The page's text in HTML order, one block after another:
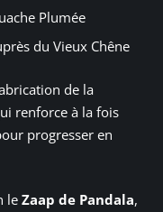
Plumée
du Vieux Chêne
de la
renforce à la fois
progresser en
le Zaap de Pandala,